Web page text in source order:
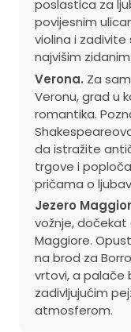
poslastica za
povijesnim
violina i
najvišim
Verona. Za
Veronu, grad u
romantika.
da istražite
trgove i
pričama o
Jezero
vožnje,
Maggiore.
na brod za
vrtovi, a palače
zadivljujućim
atmosferom.